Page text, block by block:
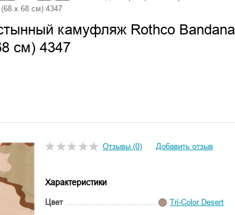
x 68 см) 4347
камуфляж Rothco Bandana
см) 4347
Отзывы (0) Добавить отзыв
Характеристики
Цвет
Tri-Color Desert